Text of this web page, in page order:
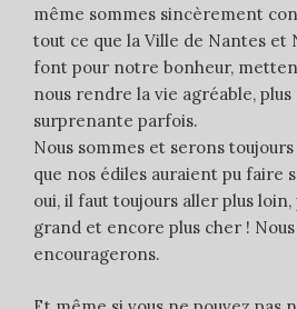
même sommes sincèrement
tout ce que la Ville de Nantes et
font pour notre bonheur,
nous rendre la vie agréable,
surprenante parfois.
Nous sommes et serons
que nos édiles auraient pu faire
oui, il faut toujours aller plus
grand et encore plus cher !
encouragerons.